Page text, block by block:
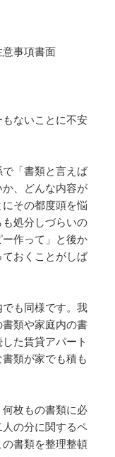
意事項書面
ないことに不安
「書類と言えば
、どんな内容が
その都度頭を悩
処分しづらいの
作って」と後か
おくことがしば
も同様です。我
類や家庭内の書
た賃貸アパート
類が家でも積も
枚もの書類に必
の分に関するペ
書類を整理整頓